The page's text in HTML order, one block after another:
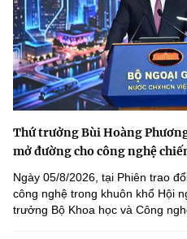
Thứ trưởng Bùi Hoàng
mở đường cho công nghệ
Ngày 05/8/2026, tại Phiên trao
công nghệ trong khuôn khổ Hội
trưởng Bộ Khoa học và Công